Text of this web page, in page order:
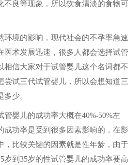
不良等现象，所以饮食清淡的食物可
境的影响，现代社会的不孕率急速
医术发展迅速，很多人都会选择试管
相信大家对于试管婴儿这个名词都不
尝试三代试管婴儿，所以会想知道三
少。
婴儿的成功率大概在40%-50%左
成功率是受到很多因素影响的，在影
，比较关键的因素就是性年龄，由于
岁到35岁的性试管婴儿的成功率要高